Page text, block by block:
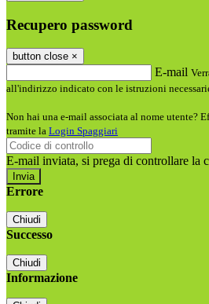
Recupero password
button close ×
E-mail
all'indirizzo indicato con le istruzioni
Non hai una e-mail associata al nome utente?
tramite la Login Spaggiari
E-mail inviata, si prega di controllare la
Errore
Chiudi
Successo
Chiudi
Informazione